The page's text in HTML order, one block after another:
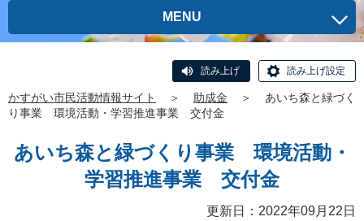
MENU
読み上げ 読み上げ設定
かすがい市民活動情報サイト ＞ 助成金 ＞
あいち森と緑づく
り事業 環境活動・学習推進事業 交付金
あいち森と緑づくり事業 環境活動・
学習推進事業 交付金
更新日：2022年09月22日